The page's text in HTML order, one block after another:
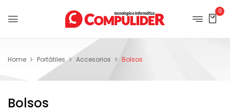
0
Home Portátiles Accesorios Bolsos
Bolsos